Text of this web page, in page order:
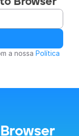
a nossa Política